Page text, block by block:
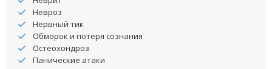
Невроз
Нервный тик
Обморок и потеря сознания
Остеохондроз
Панические атаки